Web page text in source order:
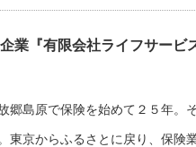
業『有限会社ライフサービ
郷島原で保険を始めて２５年。
東京からふるさとに戻り、保険